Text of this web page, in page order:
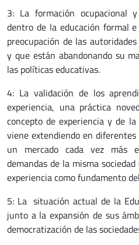
3: La formación ocupacional
dentro de la educación formal
preocupación de las
y que están abandonando su
las políticas educativas.
4: La validación de los
experiencia, una práctica
concepto de experiencia y de
viene extendiendo en
un mercado cada vez más
demandas de la misma
experiencia como fundamento
5: La situación actual de la
junto a la expansión de sus
democratización de las